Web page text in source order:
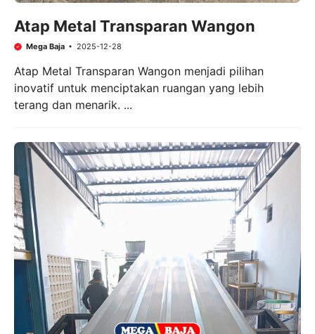
Atap Metal Transparan Wangon
Mega Baja 2025-12-28
Atap Metal Transparan Wangon menjadi pilihan
inovatif untuk menciptakan ruangan yang lebih
terang dan menarik. ...